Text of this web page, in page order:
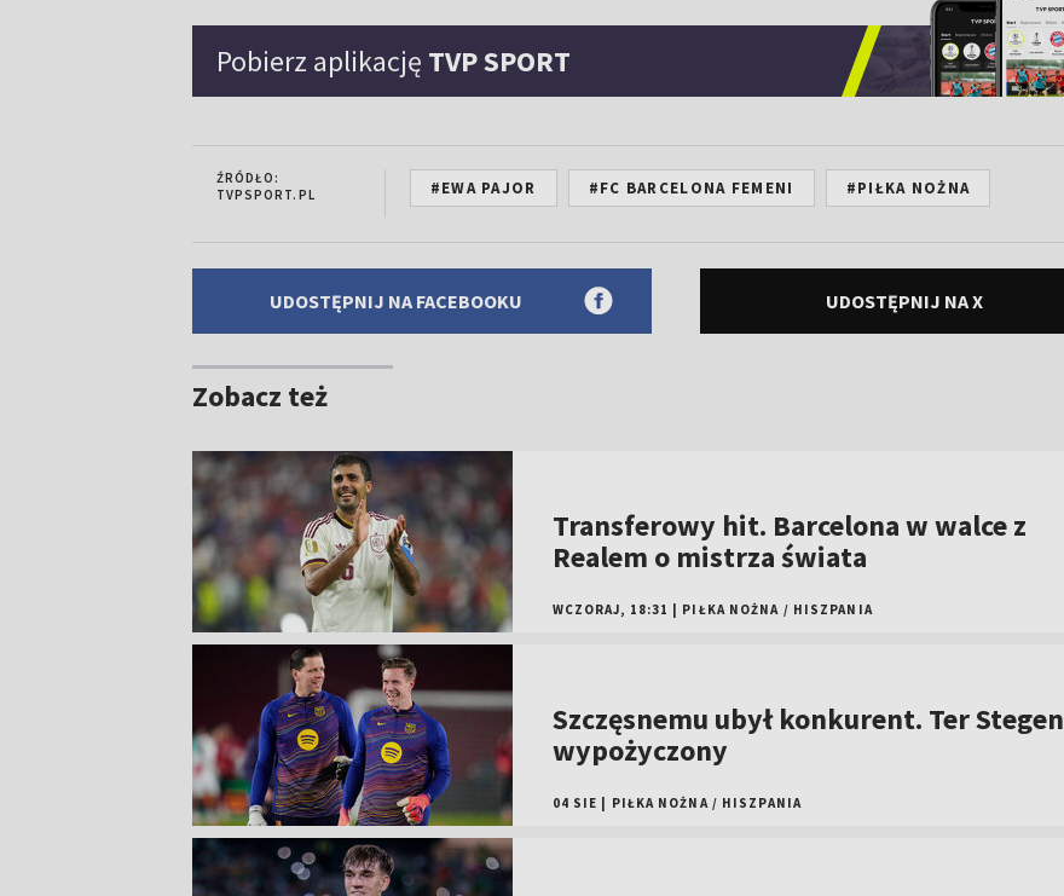
Pobierz aplikację TVP SPORT
ŹRÓDŁO:
TVPSPORT.PL
#EWA PAJOR #FC BARCELONA FEMENI #PIŁKA NOŻNA
UDOSTĘPNIJ NA FACEBOOKU UDOSTĘPNIJ NA X
Zobacz też
Transferowy hit. Barcelona w walce z
Realem o mistrza świata
WCZORAJ, 18:31 PIŁKA NOŻNA / HISZPANIA
Szczęsnemu ubył konkurent. Ter Stegen
wypożyczony
04 SIE PIŁKA NOŻNA / HISZPANIA